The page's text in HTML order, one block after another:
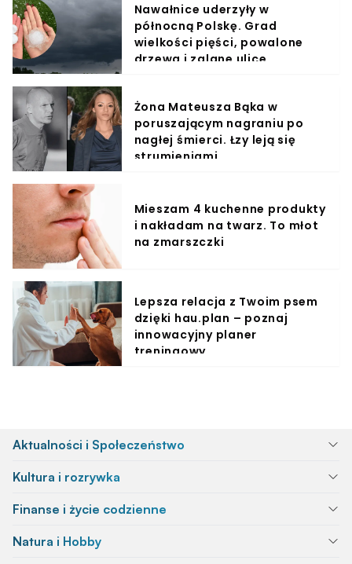
Nawałnice uderzyły w
północną Polskę. Grad
wielkości pięści, powalone
drzewa i zalane ulice
Żona Mateusza Bąka w
poruszającym nagraniu po
nagłej śmierci. Łzy leją się
strumieniami
Mieszam 4 kuchenne produkty
i nakładam na twarz. To młot
na zmarszczki
Lepsza relacja z Twoim psem
dzięki hau.plan – poznaj
innowacyjny planer
treningowy
Aktualności i Społeczeństwo
Kultura i rozrywka
Finanse i życie codzienne
Natura i Hobby